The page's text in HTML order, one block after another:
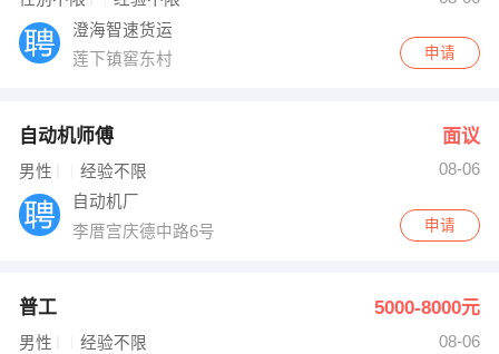
编辑
保洁
跟单
其他职位
澄海智速货运
莲下镇窖东村
申请
自动机师傅 面议
男性 经验不限
08-06
自动机厂
李厝宫庆德中路6号
申请
普工 5000-8000元
男性 经验不限
08-06